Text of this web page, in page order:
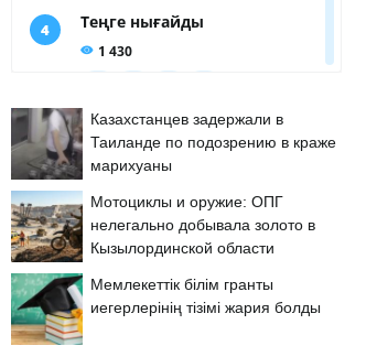
Казахстанцев задержали в
Таиланде по подозрению в краже
марихуаны
Мотоциклы и оружие: ОПГ
нелегально добывала золото в
Кызылординской области
Мемлекеттік білім гранты
иегерлерінің тізімі жария болды